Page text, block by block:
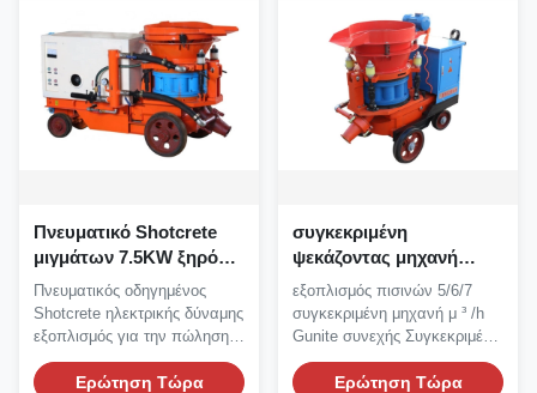
Πνευματικό Shotcrete
μιγμάτων 7.5KW ξηρό
CE ISO ηλεκτρικής
δύναμης μηχανών
Πνευματικός οδηγημένος
Shotcrete ηλεκτρικής δύναμης
εξοπλισμός για την πώληση
ελαφριά Shotcrete...
Ερώτηση Τώρα
συγκεκριμένη
ψεκάζοντας μηχανή
Gunite Shotcreting
εξοπλισμού 5m3/H
7m3/H
εξοπλισμός πισινών 5/6/7
συγκεκριμένη μηχανή μ ³ /h
Gunite συνεχής Συγκεκριμένη
μηχανή Gunite...
Ερώτηση Τώρα